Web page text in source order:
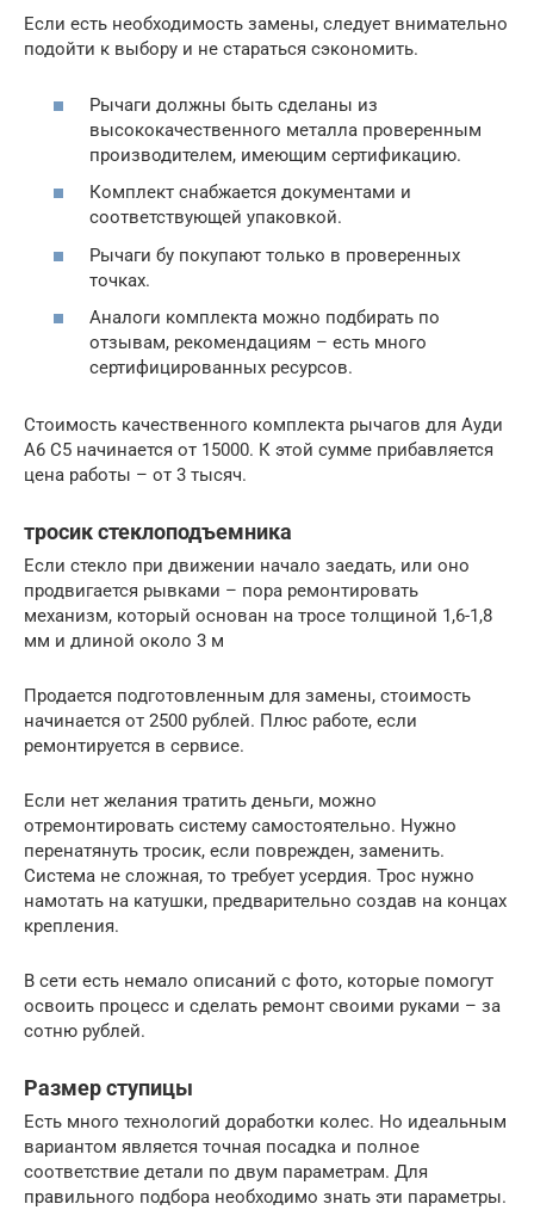
Если есть необходимость замены, следует внимательно
подойти к выбору и не стараться сэкономить.
Рычаги должны быть сделаны из
высококачественного металла проверенным
производителем, имеющим сертификацию.
Комплект снабжается документами и
соответствующей упаковкой.
Рычаги бу покупают только в проверенных
точках.
Аналоги комплекта можно подбирать по
отзывам, рекомендациям – есть много
сертифицированных ресурсов.
Стоимость качественного комплекта рычагов для Ауди
А6 С5 начинается от 15000. К этой сумме прибавляется
цена работы – от 3 тысяч.
тросик стеклоподъемника
Если стекло при движении начало заедать, или оно
продвигается рывками – пора ремонтировать
механизм, который основан на тросе толщиной 1,6-1,8
мм и длиной около 3 м
Продается подготовленным для замены, стоимость
начинается от 2500 рублей. Плюс работе, если
ремонтируется в сервисе.
Если нет желания тратить деньги, можно
отремонтировать систему самостоятельно. Нужно
перенатянуть тросик, если поврежден, заменить.
Система не сложная, то требует усердия. Трос нужно
намотать на катушки, предварительно создав на концах
крепления.
В сети есть немало описаний с фото, которые помогут
освоить процесс и сделать ремонт своими руками – за
сотню рублей.
Размер ступицы
Есть много технологий доработки колес. Но идеальным
вариантом является точная посадка и полное
соответствие детали по двум параметрам. Для
правильного подбора необходимо знать эти параметры.